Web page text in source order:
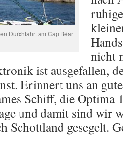
Durchfahrt am Cap Béar
nicht
ist ausgefallen,
Erinnert uns an
Schiff, die Optima
und damit sind wir
Schottland gesegelt.